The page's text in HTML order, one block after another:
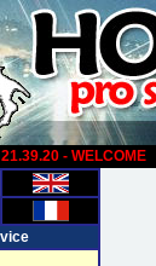
- WELCOME